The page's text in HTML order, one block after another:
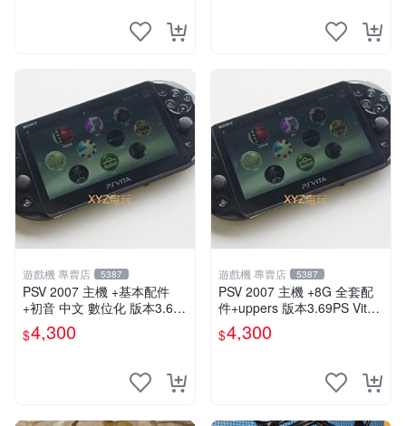
遊戲機 專賣店 5387
PSV 2007 主機 +基本配件
+初音 中文 數位化 版本3.69
PS Vita2007 保修一年 85成
新
$4,300
遊戲機 專賣店 5387
PSV 2007 主機 +8G 全套配
件+uppers 版本3.69PS Vita2
$4,300